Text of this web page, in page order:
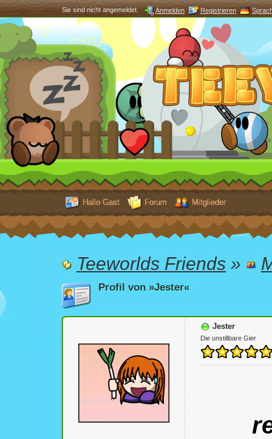
Sie sind nicht angemeldet. Anmelden Registrieren
Hallo Gast Forum Mitglieder
Teeworlds Friends »
Profil von »Jester«
Jester
Die unstillbare Gier